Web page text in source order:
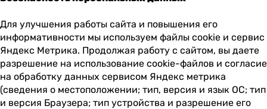
Для улучшения работы сайта и повышения его
информативности мы используем файлы cookie и сервис
Яндекс Метрика. Продолжая работу с сайтом, вы даете
разрешение на использование cookie-файлов и согласие
на обработку данных сервисом Яндекс метрика
(сведения о местоположении; тип, версия и язык ОС; тип
и версия Браузера; тип устройства и разрешение его